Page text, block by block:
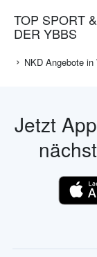
TOP SPORT
DER YBBS
NKD Angebote
Jetzt